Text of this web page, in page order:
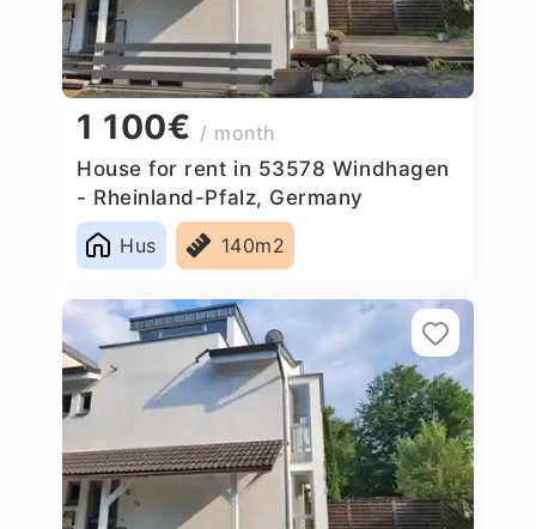
1 100€ / month
House for rent in 53578 Windhagen
- Rheinland-Pfalz, Germany
Hus
140m2